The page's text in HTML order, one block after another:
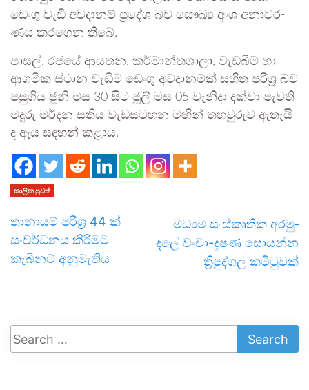
ඩෙංගු වැඩි අව­දා­නම් ප්‍රදේශ බව සෞඛ්‍ය අංශ අනා­ව­ර­
ණය කර­ගෙන තිබේ.
පාසල්, රජයේ ආය­තන, කර්මා­න්ත­ශාලා, වැඩ­බිම් හා
ආග­මික ස්ථාන වැඩිම ඩෙංගු අව­දා­න­මක් සහිත පරිශ්‍ර බව
පසු­ගිය ජූනි මස 30 සිට ජූලි මස 05 වැනිදා දක්වා පැවති
මදුරු මර්දන සතිය වැඩ­ස­ට­හන මඟින් තහ­වු­රුව ඇතැයි
ද ඇය සඳ­හන් කළාය.
කාලීන පුවත්
තානායම් පරිශ්‍ර 44 ක්
සංවර්ධනය කිරීමට
කැබිනට් අනුමැතිය
මධ්‍යම සංස්කෘ­තික අර­මු­
දලේ වංචා-දූෂණ සොයන්න
ත්‍රිපු­ද්ගල කමි­ටු­වක්